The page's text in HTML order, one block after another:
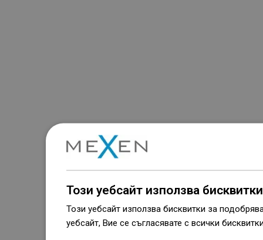
Този уебсайт използва бисквитки
Този уебсайт използва бисквитки за
уебсайт, Вие се съгласявате с всички